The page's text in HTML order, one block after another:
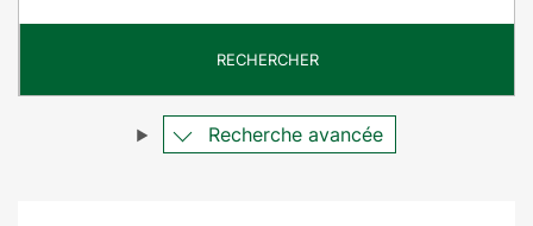
ê
e
RECHERCHER
Recherche avancée